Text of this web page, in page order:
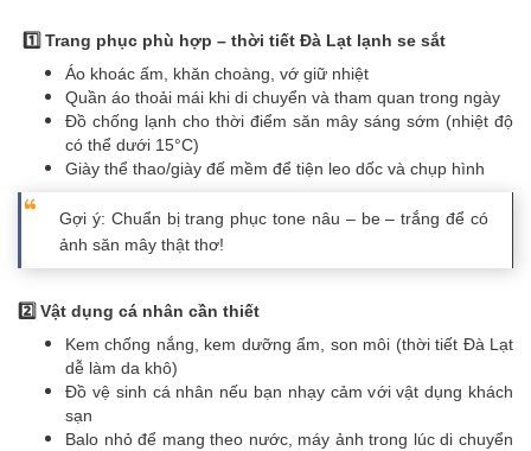
1️⃣ Trang phục phù hợp – thời tiết Đà Lạt lạnh se sắt
Áo khoác ấm, khăn choàng, vớ giữ nhiệt
Quần áo thoải mái khi di chuyển và tham quan trong ngày
Đồ chống lạnh cho thời điểm săn mây sáng sớm (nhiệt độ
có thể dưới 15°C)
Giày thể thao/giày đế mềm để tiện leo dốc và chụp hình
Gợi ý: Chuẩn bị trang phục tone nâu – be – trắng để có
ảnh săn mây thật thơ!
2️⃣ Vật dụng cá nhân cần thiết
Kem chống nắng, kem dưỡng ẩm, son môi (thời tiết Đà Lạt
dễ làm da khô)
Đồ vệ sinh cá nhân nếu bạn nhạy cảm với vật dụng khách
sạn
Balo nhỏ để mang theo nước, máy ảnh trong lúc di chuyển